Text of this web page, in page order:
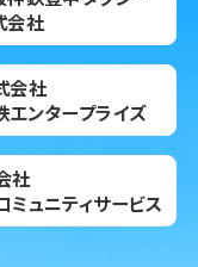
会社
会社
エンタープライズ
社
ミュニティサービス